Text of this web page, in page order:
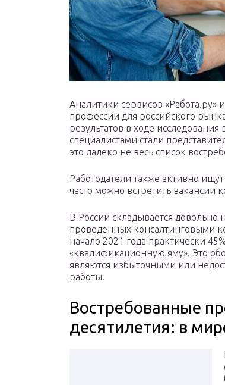
Аналитики сервисов
профессии для российского
результатов в ходе
специалистами стали
это далеко не весь список
Работодатели также активно
часто можно встретить вакансии
В России складывается довольно
проведенных консалтинговыми
начало 2021 года практически
«квалификационную яму». Это
являются избыточными или
работы.
Востребованные
десятилетия: в